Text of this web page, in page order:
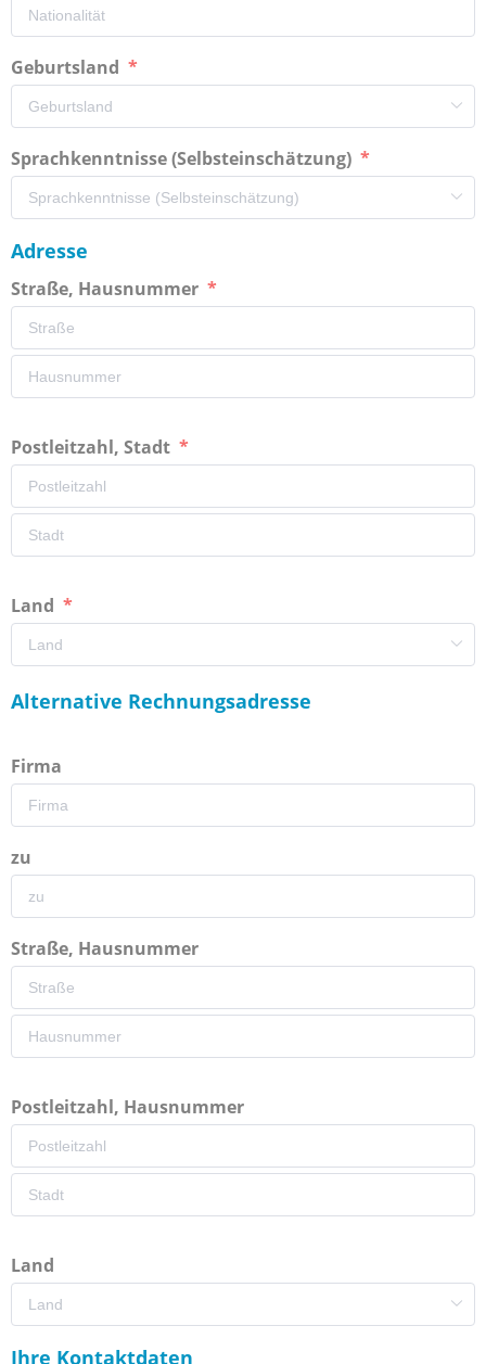
Geburtsland
Sprachkenntnisse (Selbsteinschätzung)
Adresse
Straße, Hausnummer
Postleitzahl, Stadt
Land
Alternative Rechnungsadresse
Firma
zu
Straße, Hausnummer
Postleitzahl, Hausnummer
Land
Ihre Kontaktdaten